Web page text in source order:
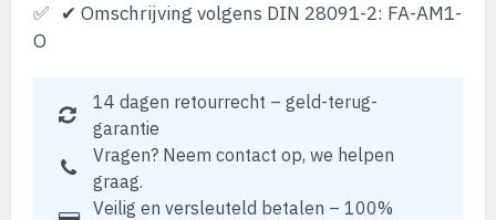
✔ Omschrijving volgens DIN 28091-2: FA-AM1-
O
14 dagen retourrecht – geld-terug-
garantie
Vragen? Neem contact op, we helpen
graag.
Veilig en versleuteld betalen – 100%